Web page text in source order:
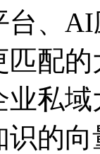
台、
配
私
的